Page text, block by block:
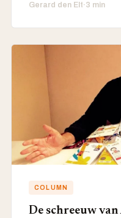
Gerard den Elt·3 min
COLUMN
De schreeuw